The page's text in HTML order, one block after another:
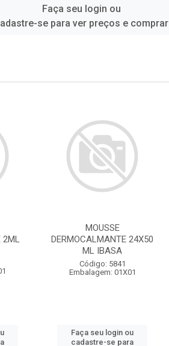
Faça seu login ou
se para ver preços e comprar
2ML
MOUSSE
DERMOCALMANTE 24X50
ML IBASA
Código: 5841
Embalagem: 01X01
Faça seu login ou
cadastre-se para